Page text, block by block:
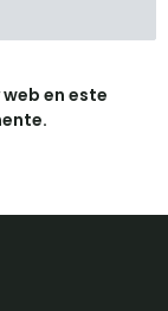
en este